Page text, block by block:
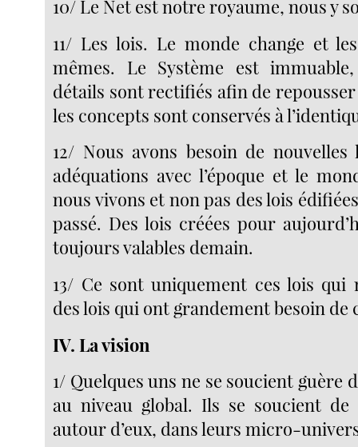
10/ Le Net est notre royaume, nous y
11/ Les lois. Le monde change et
mêmes. Le Système est
détails sont rectifiés afin de repousser
les concepts sont conservés à
12/ Nous avons besoin de
adéquations avec l’époque et le
nous vivons et non pas des lois
passé. Des lois créées pour
toujours valables demain.
13/ Ce sont uniquement ces lois qui
des lois qui ont grandement besoin
IV. La vision
1/ Quelques uns ne se soucient guère
au niveau global. Ils se soucient de
autour d’eux, dans leurs micro-